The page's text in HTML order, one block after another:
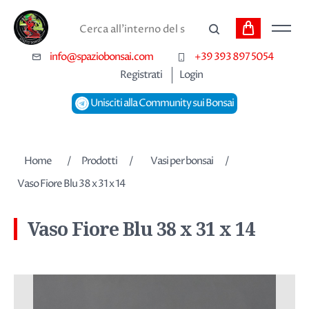
Cerca
info@spaziobonsai.com
+39 393 897 5054
Registrati
Login
Unisciti alla Community sui Bonsai
Carrello
Home / Prodotti / Vasi per bonsai
/
Vaso Fiore Blu 38 x 31 x 14
Vaso Fiore Blu 38 x 31 x 14